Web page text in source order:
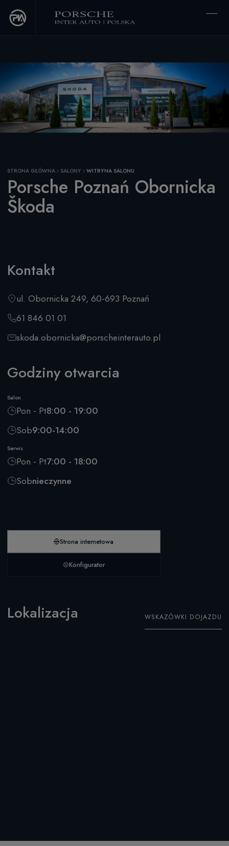
website.
Cookies Settings
STRONA GŁÓWNA SALONY WITRYNA SALONU
Porsche Poznań Obornicka
Škoda
Kontakt
ul. Obornicka 249, 60-693 Poznań
61 846 01 01
skoda.obornicka@porscheinterauto.pl
Godziny otwarcia
Salon
Pon - Pt8:00 - 19:00
Sob9:00-14:00
Serwis
Pon - Pt7:00 - 18:00
Sobnieczynne
Strona internetowa
Konfigurator
Lokalizacja WSKAZÓWKI DOJAZDU